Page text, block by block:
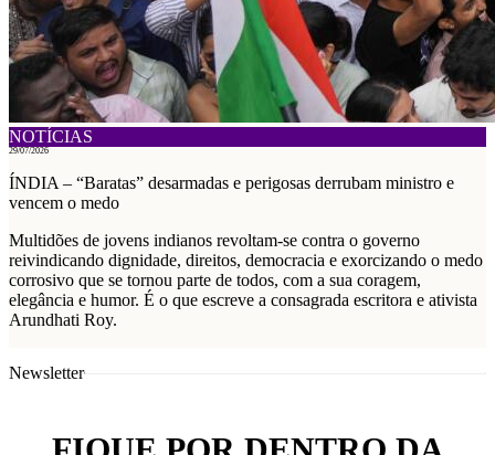
NOTÍCIAS
29/07/2026
ÍNDIA – “Baratas” desarmadas e perigosas derrubam ministro e
vencem o medo
Multidões de jovens indianos revoltam-se contra o governo
reivindicando dignidade, direitos, democracia e exorcizando o medo
corrosivo que se tornou parte de todos, com a sua coragem,
elegância e humor. É o que escreve a consagrada escritora e ativista
Arundhati Roy.
Newsletter